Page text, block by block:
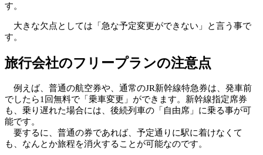
す。
大きな欠点としては「急な予定変更ができない」と言う事で
す。
旅行会社のフリープランの注意点
例えば、普通の航空券や、通常のJR新幹線特急券は、発車前
でしたら1回無料で「乗車変更」ができます。新幹線指定席券
も、乗り遅れた場合には、後続列車の「自由席」に乗る事が可
能です。
要するに、普通の券であれば、予定通りに駅に着けなくて
も、なんとか旅程を消火することが可能なのです。